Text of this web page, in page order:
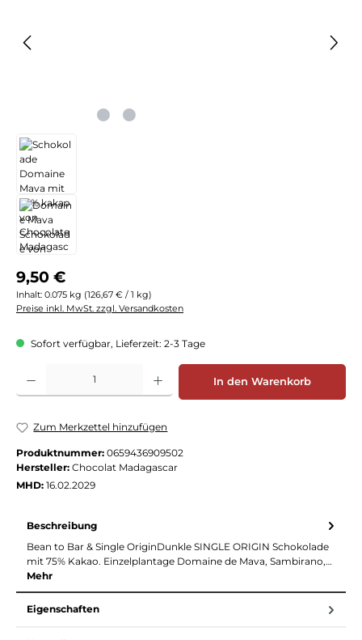
Regulärer Preis:
9,50 €
Inhalt: 0.075 kg (126,67 € / 1 kg)
Preise inkl. MwSt. zzgl. Versandkosten
Sofort verfügbar, Lieferzeit: 2-3 Tage
Produkt Anzahl: Gib den gewünschten Wert ein oder benutze die
In den Warenkorb
Zum Merkzettel hinzufügen
Produktnummer: 0659436909502
Hersteller: Chocolat Madagascar
MHD: 16.02.2029
Beschreibung
Bean to Bar & Single OriginDunkle SINGLE ORIGIN Schokolade
mit 75% Kakao. Einzelplantage Domaine de Mava, Sambirano,…
Mehr
Eigenschaften